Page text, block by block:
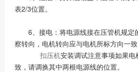
表2/3位置。
6、接电：将电源线接在压管机规定
察转向，电机转向应与电机所标方向一致
扣压机安装调试注意事项如果
致，请调换其中两根电源线的位置。